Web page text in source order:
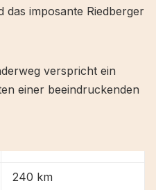
das imposante Riedberger
verspricht ein
einer beeindruckenden
240 km